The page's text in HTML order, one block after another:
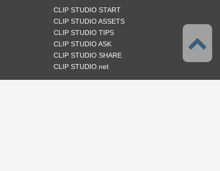
CLIP STUDIO START
CLIP STUDIO ASSETS
CLIP STUDIO TIPS
CLIP STUDIO ASK
CLIP STUDIO SHARE
CLIP STUDIO.net